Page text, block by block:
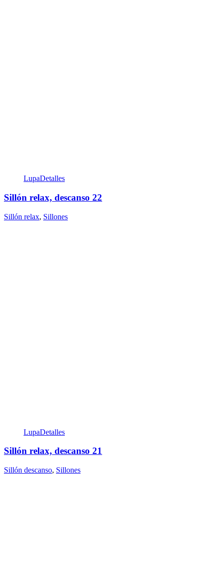
LupaDetalles
Sillón relax, descanso 22
Sillón relax, Sillones
LupaDetalles
Sillón relax, descanso 21
Sillón descanso, Sillones